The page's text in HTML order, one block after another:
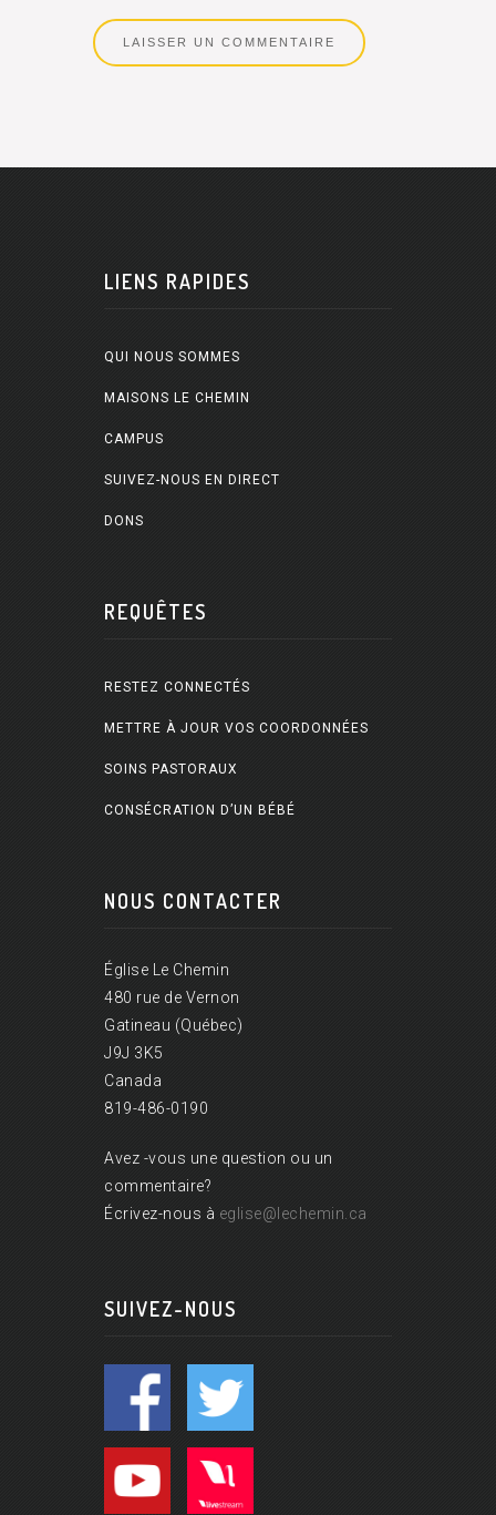
LIENS RAPIDES
QUI NOUS SOMMES
MAISONS LE CHEMIN
CAMPUS
SUIVEZ-NOUS EN DIRECT
DONS
REQUÊTES
RESTEZ CONNECTÉS
METTRE À JOUR VOS COORDONNÉES
SOINS PASTORAUX
CONSÉCRATION D’UN BÉBÉ
NOUS CONTACTER
Église Le Chemin
480 rue de Vernon
Gatineau (Québec)
J9J 3K5
Canada
819-486-0190
Avez -vous une question ou un
commentaire?
Écrivez-nous à eglise@lechemin.ca
SUIVEZ-NOUS